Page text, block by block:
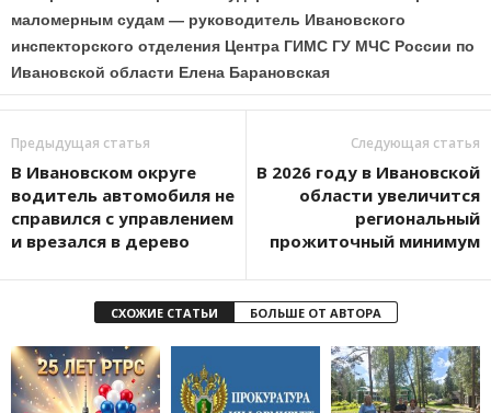
маломерным судам — руководитель Ивановского
инспекторского отделения Центра ГИМС ГУ МЧС России по
Ивановской области Елена Барановская
Предыдущая статья
В Ивановском округе
водитель автомобиля не
справился с управлением
и врезался в дерево
Следующая статья
В 2026 году в Ивановской
области увеличится
региональный
прожиточный минимум
СХОЖИЕ СТАТЬИ БОЛЬШЕ ОТ АВТОРА